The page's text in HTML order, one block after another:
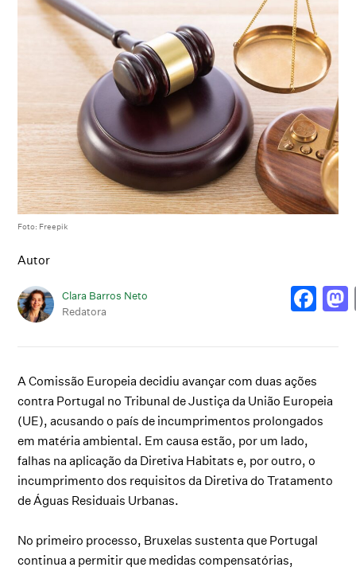
Foto: Freepik
Autor
Clara Barros Neto
Redatora
A Comissão Europeia decidiu avançar com duas ações
contra Portugal no Tribunal de Justiça da União Europeia
(UE), acusando o país de incumprimentos prolongados
em matéria ambiental. Em causa estão, por um lado,
falhas na aplicação da Diretiva Habitats e, por outro, o
incumprimento dos requisitos da Diretiva do Tratamento
de Águas Residuais Urbanas.
No primeiro processo, Bruxelas sustenta que Portugal
continua a permitir que medidas compensatórias,